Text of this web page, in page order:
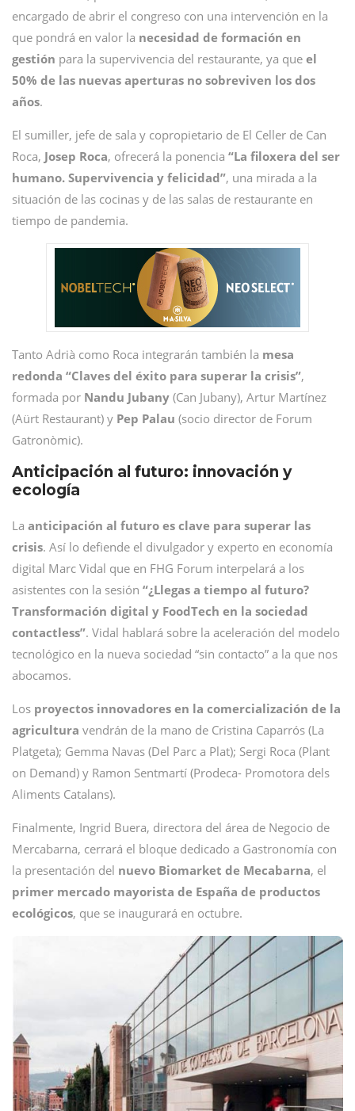
encargado de abrir el congreso con una intervención en la
que pondrá en valor la necesidad de formación en
gestión para la supervivencia del restaurante, ya que el
50% de las nuevas aperturas no sobreviven los dos
años.
El sumiller, jefe de sala y copropietario de El Celler de Can
Roca, Josep Roca, ofrecerá la ponencia “La filoxera del ser
humano. Supervivencia y felicidad”, una mirada a la
situación de las cocinas y de las salas de restaurante en
tiempo de pandemia.
Tanto Adrià como Roca integrarán también la mesa
redonda “Claves del éxito para superar la crisis”,
formada por Nandu Jubany (Can Jubany), Artur Martínez
(Aürt Restaurant) y Pep Palau (socio director de Forum
Gatronòmic).
Anticipación al futuro: innovación y
ecología
La anticipación al futuro es clave para superar las
crisis. Así lo defiende el divulgador y experto en economía
digital Marc Vidal que en FHG Forum interpelará a los
asistentes con la sesión “¿Llegas a tiempo al futuro?
Transformación digital y FoodTech en la sociedad
contactless”. Vidal hablará sobre la aceleración del modelo
tecnológico en la nueva sociedad “sin contacto” a la que nos
abocamos.
Los proyectos innovadores en la comercialización de la
agricultura vendrán de la mano de Cristina Caparrós (La
Platgeta); Gemma Navas (Del Parc a Plat); Sergi Roca (Plant
on Demand) y Ramon Sentmartí (Prodeca- Promotora dels
Aliments Catalans).
Finalmente, Ingrid Buera, directora del área de Negocio de
Mercabarna, cerrará el bloque dedicado a Gastronomía con
la presentación del nuevo Biomarket de Mecabarna, el
primer mercado mayorista de España de productos
ecológicos, que se inaugurará en octubre.